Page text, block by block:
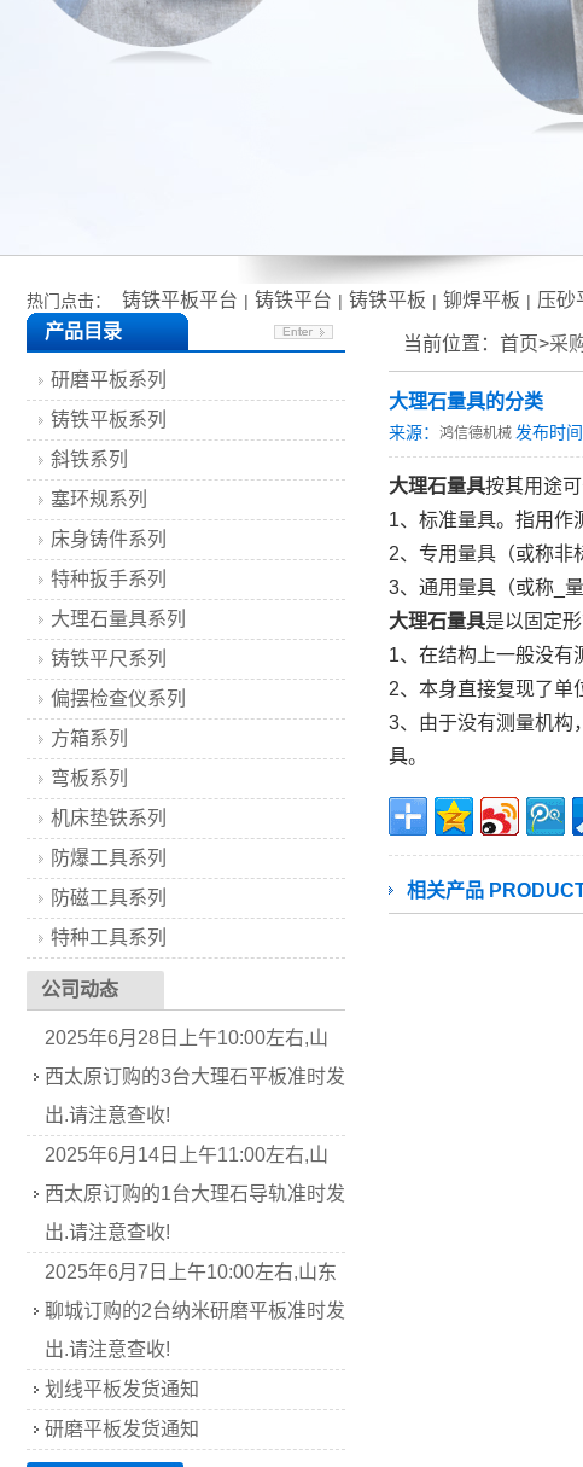
热门点击： 铸铁平板平台 | 铸铁平台 | 铸铁平板 | 铆焊平板 | 压砂
当前位置： 首页>采
大理石量具的分类
来源： 鸿信德机械 发布时间
大理石量具按其用途
1、标准量具。指用作
2、专用量具（或称非
3、通用量具（或称_
大理石量具是以固定
1、在结构上一般没有
2、本身直接复现了单
3、由于没有测量机构
具。
相关产品
产品目录
研磨平板系列
铸铁平板系列
斜铁系列
塞环规系列
床身铸件系列
特种扳手系列
大理石量具系列
铸铁平尺系列
偏摆检查仪系列
方箱系列
弯板系列
机床垫铁系列
防爆工具系列
防磁工具系列
特种工具系列
公司动态
2025年6月28日上午10:00左右,山
西太原订购的3台大理石平板准时发
出.请注意查收!
2025年6月14日上午11:00左右,山
西太原订购的1台大理石导轨准时发
出.请注意查收!
2025年6月7日上午10:00左右,山东
聊城订购的2台纳米研磨平板准时发
出.请注意查收!
划线平板发货通知
研磨平板发货通知